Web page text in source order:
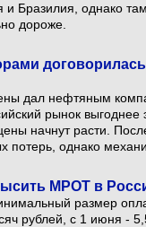
и Бразилия, однако
дороже.
дал нефтяным
рынок
начнут расти.
потерь, однако
МРОТ в
размер
рублей, с 1 июня -